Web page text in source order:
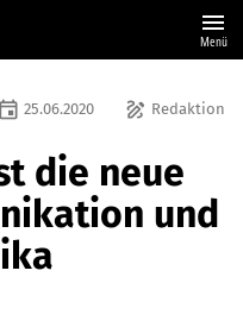
menu
Menü
draw Redaktion
event 25.06.2020
die neue
und